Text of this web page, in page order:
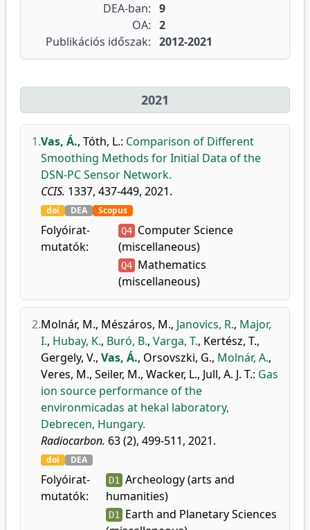
DEA-ban: 9
OA: 2
Publikációs időszak: 2012-2021
2021
1.Vas, Á., Tóth, L.: Comparison of Different
Smoothing Methods for Initial Data of the
DSN-PC Sensor Network.
CCIS. 1337, 437-449, 2021.
doi DEA Scopus
Folyóirat-
mutatók:
Q4 Computer Science
(miscellaneous)
Q4 Mathematics
(miscellaneous)
2.Molnár, M., Mészáros, M., Janovics, R., Major,
I., Hubay, K., Buró, B., Varga, T., Kertész, T.,
Gergely, V., Vas, Á., Orsovszki, G., Molnár, A.,
Veres, M., Seiler, M., Wacker, L., Jull, A. J. T.: Gas
ion source performance of the
environmicadas at hekal laboratory,
Debrecen, Hungary.
Radiocarbon. 63 (2), 499-511, 2021.
doi DEA
Folyóirat-
mutatók:
D1
Archeology (arts and
humanities)
D1
Earth and Planetary Sciences